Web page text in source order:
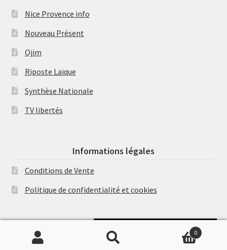
Nice Provence info
Nouveau Présent
Ojim
Riposte Laïque
Synthèse Nationale
TV libertés
Informations légales
Conditions de Vente
Politique de confidentialité et cookies
Recherche
Recherche
0
Soutenir Philippe Randa